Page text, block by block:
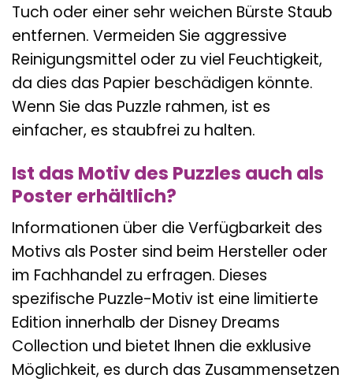
Tuch oder einer sehr weichen Bürste Staub
entfernen. Vermeiden Sie aggressive
Reinigungsmittel oder zu viel Feuchtigkeit,
da dies das Papier beschädigen könnte.
Wenn Sie das Puzzle rahmen, ist es
einfacher, es staubfrei zu halten.
Ist das Motiv des Puzzles auch als
Poster erhältlich?
Informationen über die Verfügbarkeit des
Motivs als Poster sind beim Hersteller oder
im Fachhandel zu erfragen. Dieses
spezifische Puzzle-Motiv ist eine limitierte
Edition innerhalb der Disney Dreams
Collection und bietet Ihnen die exklusive
Möglichkeit, es durch das Zusammensetzen